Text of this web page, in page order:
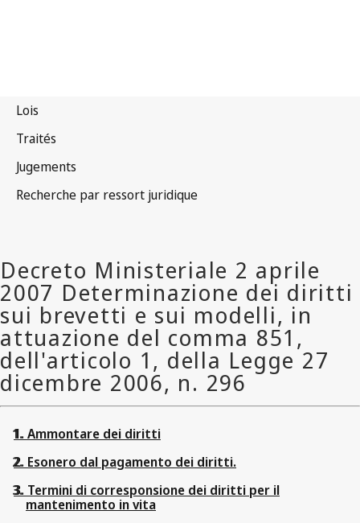
1. Ammontare dei diritti
2. Esonero dal pagamento dei diritti.
3. Termini di corresponsione dei diritti per il
mantenimento in vita